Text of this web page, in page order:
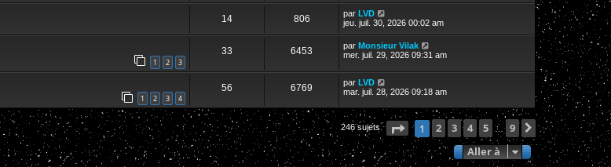
14 806 par LVD
jeu. juil. 30, 2026 00:02 am
1 2 3
33 6453 par Monsieur Vilak
mer. juil. 29, 2026 09:31 am
1 2 3 4
56 6769 par LVD
mar. juil. 28, 2026 09:18 am
246 sujets Page 1sur 9
1 2 3 4 5 … 9 Suivante
Aller à